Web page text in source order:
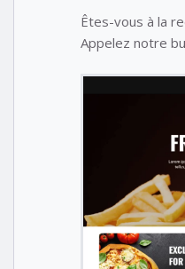
Êtes-vous à la
Appelez notre